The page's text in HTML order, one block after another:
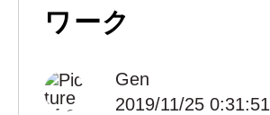
ワーク
Gen
2019/11/25 0:31:51